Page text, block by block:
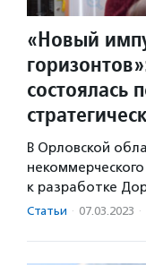
«Новый
состоялась
В Орловской
к разработке
Статьи · 07.03.2023 ·